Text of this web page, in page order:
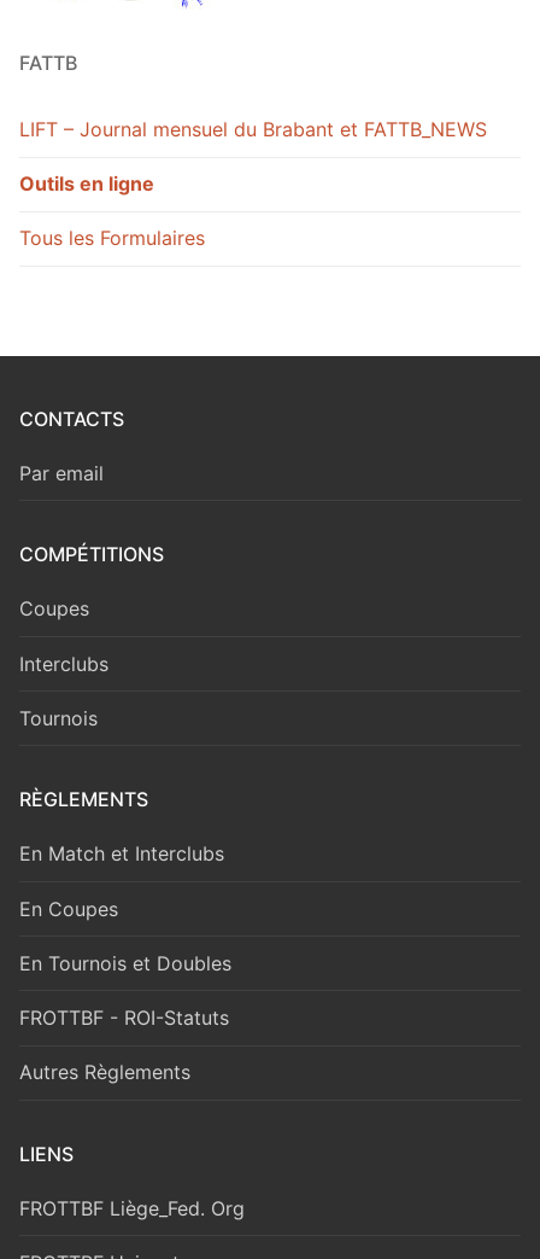
FATTB
LIFT – Journal mensuel du Brabant et FATTB_NEWS
Outils en ligne
Tous les Formulaires
CONTACTS
Par email
COMPÉTITIONS
Coupes
Interclubs
Tournois
RÈGLEMENTS
En Match et Interclubs
En Coupes
En Tournois et Doubles
FROTTBF - ROI-Statuts
Autres Règlements
LIENS
FROTTBF Liège_Fed. Org